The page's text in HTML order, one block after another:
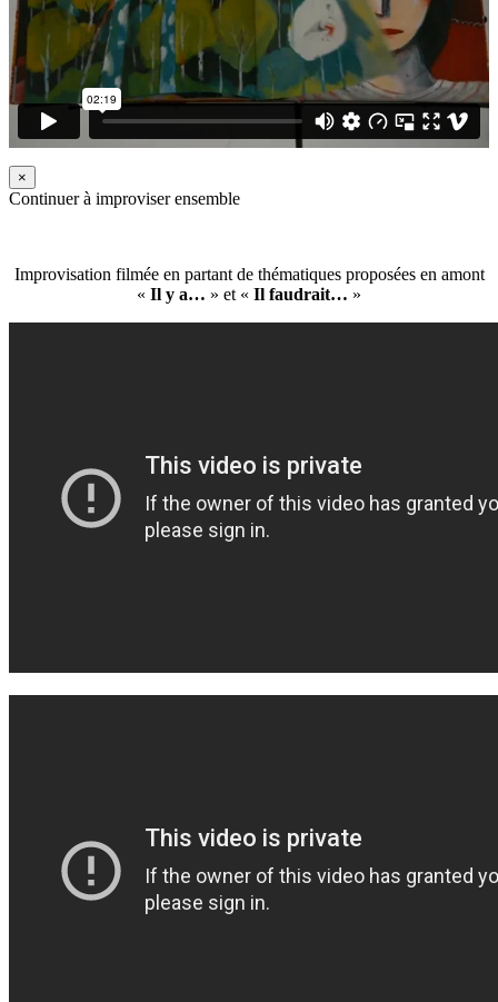
×
Continuer à improviser ensemble
Improvisation filmée en partant de thématiques proposées en amont
« Il y a… » et « Il faudrait… »